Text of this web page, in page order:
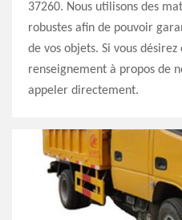
37260. Nous utilisons des
robustes afin de pouvoir
de vos objets. Si vous
renseignement à propos de
appeler directement.